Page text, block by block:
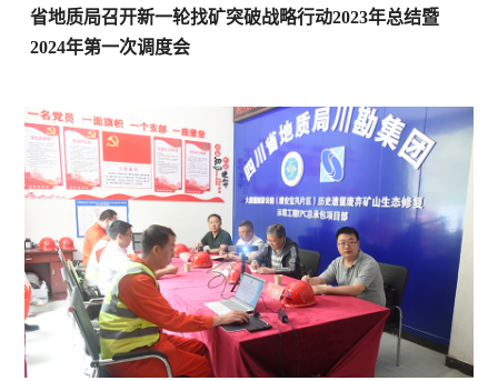
省地质局召开新一轮找矿突破战略行动2023年总结暨
2024年第一次调度会